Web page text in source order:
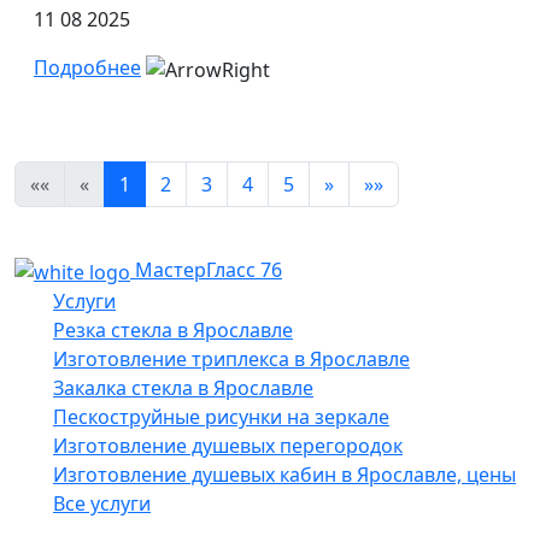
11 08 2025
Подробнее
«« « 1 2 3 4 5 » »»
МастерГласс 76
Услуги
Резка стекла в Ярославле
Изготовление триплекса в Ярославле
Закалка стекла в Ярославле
Пескоструйные рисунки на зеркале
Изготовление душевых перегородок
Изготовление душевых кабин в Ярославле, цены
Все услуги